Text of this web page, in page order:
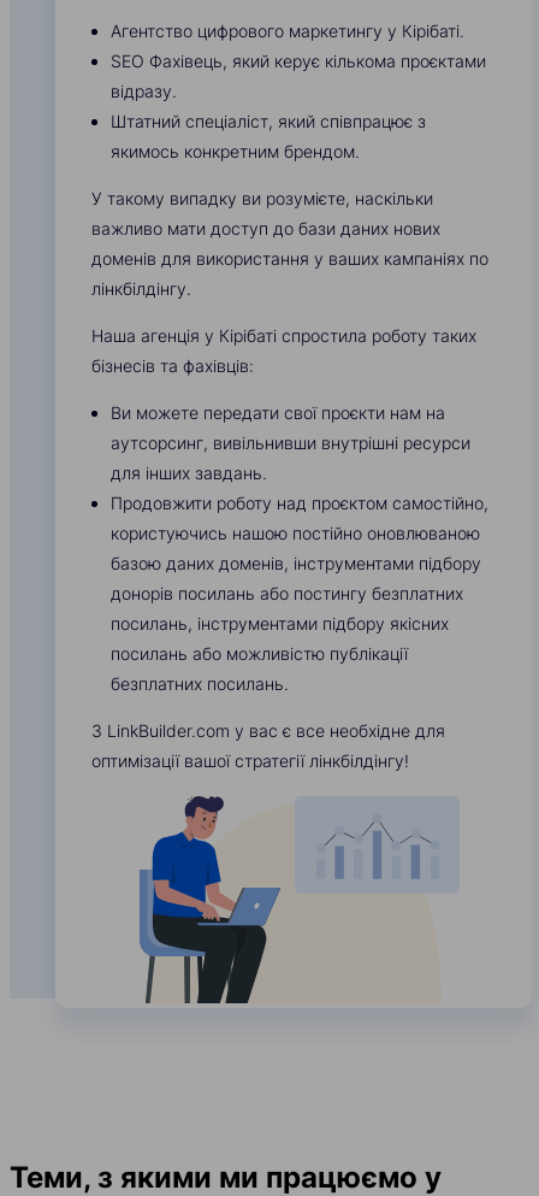
Агентство цифрового маркетингу у Кірібаті.
SEO Фахівець, який керує кількома проєктами
відразу.
Штатний спеціаліст, який співпрацює з
якимось конкретним брендом.
У такому випадку ви розумієте, наскільки
важливо мати доступ до бази даних нових
доменів для використання у ваших кампаніях по
лінкбілдінгу.
Наша агенція у Кірібаті спростила роботу таких
бізнесів та фахівців:
Ви можете передати свої проєкти нам на
аутсорсинг, вивільнивши внутрішні ресурси
для інших завдань.
Продовжити роботу над проєктом самостійно,
користуючись нашою постійно оновлюваною
базою даних доменів, інструментами підбору
донорів посилань або постингу безплатних
посилань, інструментами підбору якісних
посилань або можливістю публікації
безплатних посилань.
З LinkBuilder.com у вас є все необхідне для
оптимізації вашої стратегії лінкбілдінгу!
Теми, з якими ми працюємо у